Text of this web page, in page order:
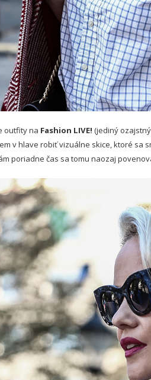
outfity na Fashion LIVE! (jediný
v hlave robiť vizuálne skice, ktoré sa
poriadne čas sa tomu naozaj